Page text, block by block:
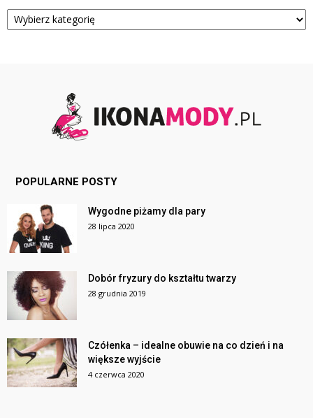
Kategorie
POPULARNE POSTY
Wygodne piżamy dla pary
28 lipca 2020
Dobór fryzury do kształtu twarzy
28 grudnia 2019
Czółenka – idealne obuwie na co dzień i na
większe wyjście
4 czerwca 2020